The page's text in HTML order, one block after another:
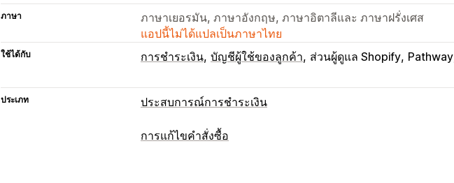
ภาษา
ภาษาเยอรมัน, ภาษาอังกฤษ, ภาษาอิตาลีและ ภาษาฝรั่งเศส
แอปนี้ไม่ได้แปลเป็นภาษาไทย
ใช้ได้กับ การชำระเงิน บัญชีผู้ใช้ของลูกค้า ส่วนผู้ดูแล Shopify Pathway
ประเภท ประสบการณ์การชำระเงิน
ตัวเลือกการแสดงผล
การแก้ไขคำสั่งซื้อ